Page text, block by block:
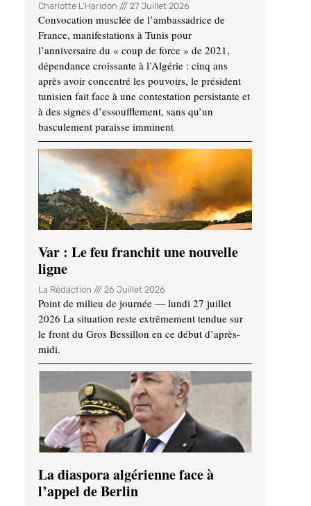
Charlotte L'Haridon 27 Juillet 2026
Convocation musclée de l’ambassadrice de
France, manifestations à Tunis pour
l’anniversaire du « coup de force » de 2021,
dépendance croissante à l’Algérie : cinq ans
après avoir concentré les pouvoirs, le président
tunisien fait face à une contestation persistante et
à des signes d’essoufflement, sans qu’un
basculement paraisse imminent
Var : Le feu franchit une nouvelle
ligne
La Rédaction 26 Juillet 2026
Point de milieu de journée — lundi 27 juillet
2026 La situation reste extrêmement tendue sur
le front du Gros Bessillon en ce début d’après-
midi.
La diaspora algérienne face à
l’appel de Berlin